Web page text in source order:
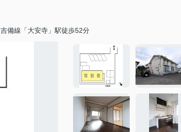
吉備線「大安寺」駅徒歩52分